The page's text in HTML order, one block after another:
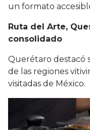
un formato
Ruta del Arte,
consolidado
Querétaro destacó
de las regiones
visitadas de México.